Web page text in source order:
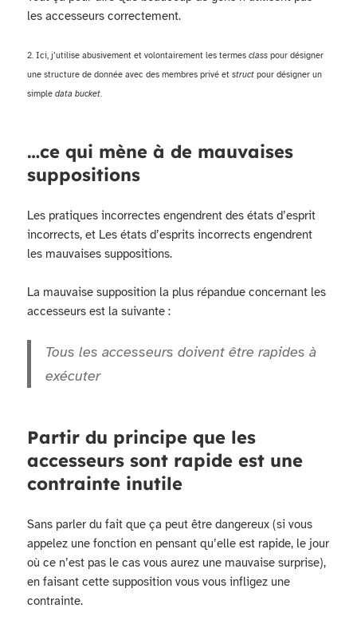
les accesseurs correctement.
2. Ici, j’utilise abusivement et volontairement les termesclass pour désigner
une structure de donnée avec des membres privé etstruct pour désigner un
simpledata bucket.
…ce qui mène à de mauvaises
suppositions
Les pratiques incorrectes engendrent des états d’esprit
incorrects, et Les états d’esprits incorrects engendrent
les mauvaises suppositions.
La mauvaise supposition la plus répandue concernant les
accesseurs est la suivante :
Tous les accesseurs doivent être rapides à
exécuter
Partir du principe que les
accesseurs sont rapide est une
contrainte inutile
Sans parler du fait que ça peut être dangereux (si vous
appelez une fonction en pensant qu’elle est rapide, le jour
où ce n’est pas le cas vous aurez une mauvaise surprise),
en faisant cette supposition vous vous infligez une
contrainte.